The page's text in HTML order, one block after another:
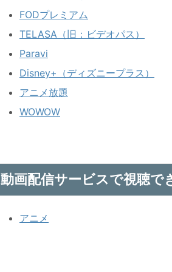
FODプレミアム
TELASA（旧：ビデオパス）
Paravi
Disney+（ディズニープラス）
アニメ放題
WOWOW
動画配信サービスで視聴で
アニメ